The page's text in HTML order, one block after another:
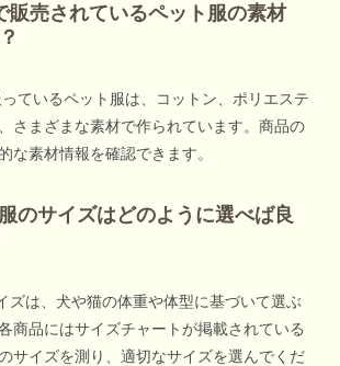
販売されているペット服の素材
ているペット服は、コットン、ポリエステ
さまざまな素材で作られています。商品の
な素材情報を確認できます。
のサイズはどのように選べば良
ズは、犬や猫の体重や体型に基づいて選ぶ
商品にはサイズチャートが掲載されている
サイズを測り、適切なサイズを選んでくだ